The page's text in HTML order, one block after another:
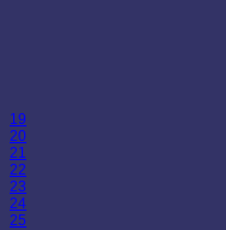
19
20
21
22
23
24
25